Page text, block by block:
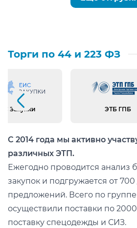
Торги по 44 и 223 ФЗ
Закупки ЭТБ ГПБ
Предыдущий слайд
С 2014 года мы активно
различных ЭТП.
Ежегодно проводится анализ
закупок и подгружается от 700
предложений. Всего по
осуществили поставки по
поставку спецодежды и СИЗ.